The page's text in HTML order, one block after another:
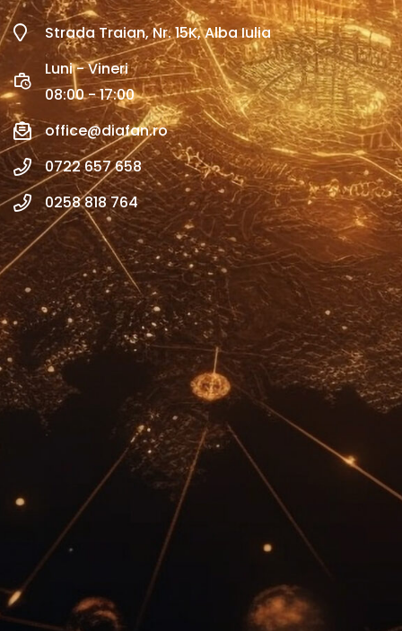
Strada Traian, Nr. 15K, Alba Iulia
Luni - Vineri
08:00 - 17:00
office@diafan.ro
0722 657 658
0258 818 764